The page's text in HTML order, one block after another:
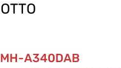
A340DAB